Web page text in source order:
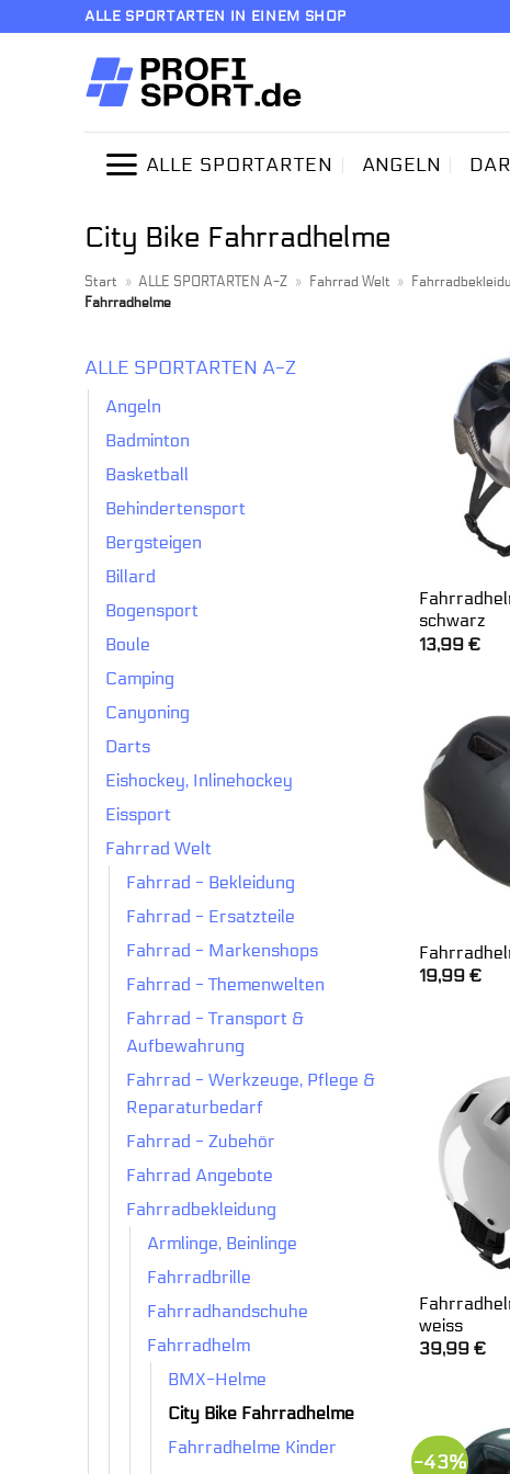
ALLE SPORTARTEN IN EINEM SHOP
ALLE SPORTARTEN ANGELN
City Bike Fahrradhelme
Start » ALLE SPORTARTEN A-Z » Fahrrad Welt »
Fahrradhelme
ALLE SPORTARTEN A-Z
Angeln
Badminton
Basketball
Behindertensport
Bergsteigen
Billard
Bogensport
Boule
Camping
Canyoning
Darts
Eishockey, Inlinehockey
Eissport
Fahrrad Welt
Fahrrad - Bekleidung
Fahrrad - Ersatzteile
Fahrrad - Markenshops
Fahrrad - Themenwelten
Fahrrad - Transport &
Aufbewahrung
Fahrrad - Werkzeuge, Pflege &
Reparaturbedarf
Fahrrad - Zubehör
Fahrrad Angebote
Fahrradbekleidung
Armlinge, Beinlinge
Fahrradbrille
Fahrradhandschuhe
Fahrradhelm
BMX-Helme
City Bike Fahrradhelme
Fahrradhelme Kinder
schwarz
13,99 €
19,99 €
weiss
39,99 €
-43%